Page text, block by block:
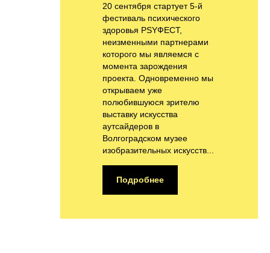
20 сентября стартует 5-й
фестиваль психического
здоровья PSYФЕСТ,
неизменными партнерами
которого мы являемся с
момента зарождения
проекта. Одновременно мы
открываем уже
полюбившуюся зрителю
выставку искусства
аутсайдеров в
Волгоградском музее
изобразительных искусств...
Подробнее